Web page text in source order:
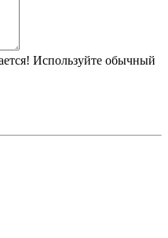
Используйте обычный